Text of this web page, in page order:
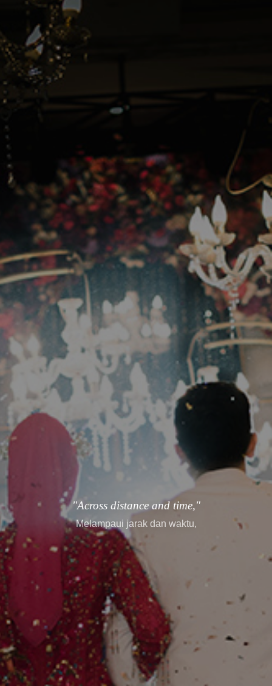
"every story finds its way."
setiap cerita menemukan jalannya.